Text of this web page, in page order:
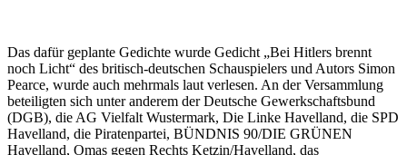
Das dafür geplante Gedichte wurde Gedicht „Bei Hitlers brennt
noch Licht“ des britisch-deutschen Schauspielers und Autors Simon
Pearce, wurde auch mehrmals laut verlesen. An der Versammlung
beteiligten sich unter anderem der Deutsche Gewerkschaftsbund
(DGB), die AG Vielfalt Wustermark, Die Linke Havelland, die SPD
Havelland, die Piratenpartei, BÜNDNIS 90/DIE GRÜNEN
Havelland, Omas gegen Rechts Ketzin/Havelland, das